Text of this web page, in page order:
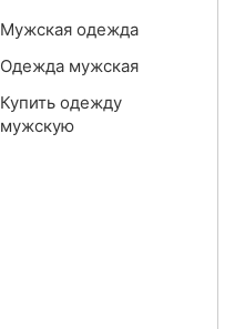
Мужская одежда
Одежда мужская
Купить одежду
мужскую